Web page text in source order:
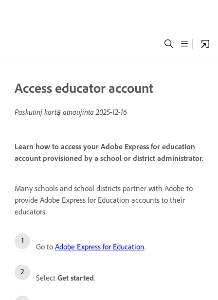
Access educator account
Paskutinį kartą atnaujinta2025-12-16
Learn how to access your Adobe Express for education
account provisioned by a school or district administrator.
Many schools and school districts partner with Adobe to
provide Adobe Express for Education accounts to their
educators.
Go to Adobe Express for Education.
Select Get started.